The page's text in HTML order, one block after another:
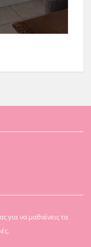
να μαθαίνεις τα